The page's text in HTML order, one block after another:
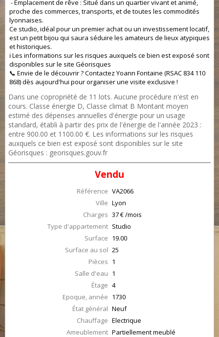
- Emplacement de rêve : Situé dans un quartier vivant et animé,
proche des commerces, transports, et de toutes les commodités
lyonnaises.
Ce studio, idéal pour un premier achat ou un investissement locatif,
est un petit bijou qui saura séduire les amateurs de lieux atypiques
et historiques.
ℹ️ Les informations sur les risques auxquels ce bien est exposé sont
disponibles sur le site Géorisques
📞 Envie de le découvrir ? Contactez Yoann Fontaine (RSAC 834 110
868) dès aujourd'hui pour organiser une visite exclusive !
Dans une copropriété de 11 lots. Aucune procédure n'est en
cours. Classe énergie D, Classe climat B Montant moyen
estimé des dépenses annuelles d'énergie pour un usage
standard, établi à partir des prix de l'énergie de l'année 2023 :
entre 900.00 et 1100.00 €. Les informations sur les risques
auxquels ce bien est exposé sont disponibles sur le site
Géorisques : georisques.gouv.fr
Vendu
Référence VA2066
Ville Lyon
Charges 37 € /mois
Type d'appartement Studio
Surface 19.00
Surface au sol 25
Pièces 1
Salle d'eau 1
Étage 4
Epoque, année 1730
État général Neuf
Chauffage Electrique
Ameublement Partiellement meublé